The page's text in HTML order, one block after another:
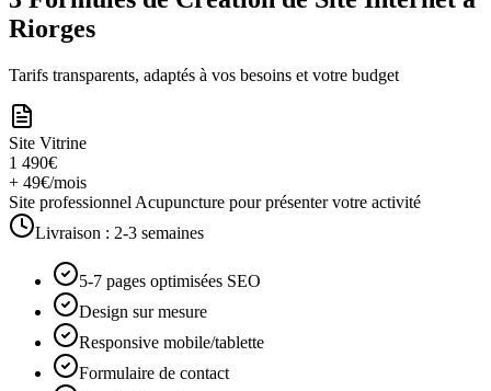
Riorges
Tarifs transparents, adaptés à vos besoins et votre budget
Site Vitrine
1 490€
+ 49€/mois
Site professionnel Acupuncture pour présenter votre activité
Livraison : 2-3 semaines
5-7 pages optimisées SEO
Design sur mesure
Responsive mobile/tablette
Formulaire de contact